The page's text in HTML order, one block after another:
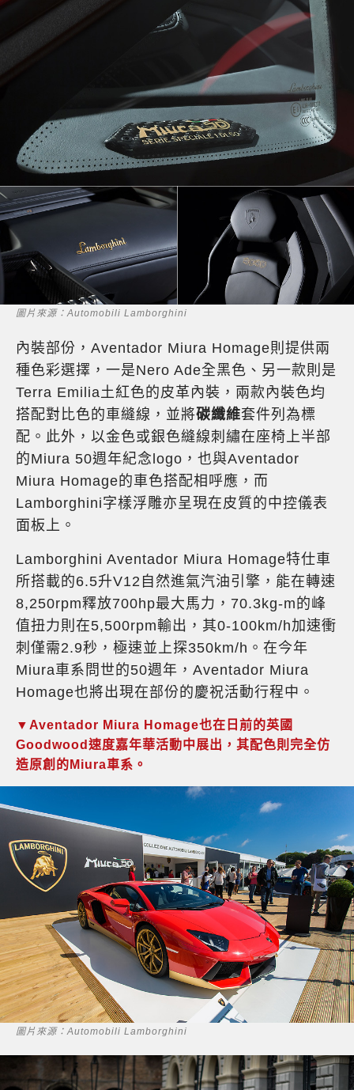
圖片來源：Automobili Lamborghini
內裝部份，Aventador Miura Homage則提供兩
種色彩選擇，一是Nero Ade全黑色、另一款則是
Terra Emilia土紅色的皮革內裝，兩款內裝色均
搭配對比色的車縫線，並將碳纖維套件列為標
配。此外，以金色或銀色縫線刺繡在座椅上半部
的Miura 50週年紀念logo，也與Aventador
Miura Homage的車色搭配相呼應，而
Lamborghini字樣浮雕亦呈現在皮質的中控儀表
面板上。
Lamborghini Aventador Miura Homage特仕車
所搭載的6.5升V12自然進氣汽油引擎，能在轉速
8,250rpm釋放700hp最大馬力，70.3kg-m的峰
值扭力則在5,500rpm輸出，其0-100km/h加速衝
刺僅需2.9秒，極速並上探350km/h。在今年
Miura車系問世的50週年，Aventador Miura
Homage也將出現在部份的慶祝活動行程中。
▼Aventador Miura Homage也在日前的英國
Goodwood速度嘉年華活動中展出，其配色則完全仿
造原創的Miura車系。
圖片來源：Automobili Lamborghini